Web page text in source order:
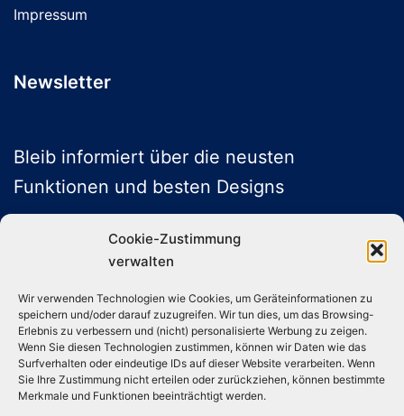
Cookie-Zustimmung
verwalten
Wir verwenden Technologien wie Cookies, um Geräteinformationen zu
speichern und/oder darauf zuzugreifen. Wir tun dies, um das Browsing-
Erlebnis zu verbessern und (nicht) personalisierte Werbung zu zeigen.
Wenn Sie diesen Technologien zustimmen, können wir Daten wie das
Surfverhalten oder eindeutige IDs auf dieser Website verarbeiten. Wenn
Sie Ihre Zustimmung nicht erteilen oder zurückziehen, können bestimmte
Merkmale und Funktionen beeinträchtigt werden.
Impressum
Newsletter
Bleib informiert über die neusten
Funktionen und besten Designs
ABONNIEREN
Folge uns auf Social Media